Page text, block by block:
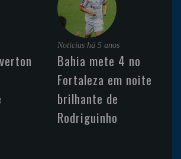
Noticias há 5 anos
Bahia mete 4 no
Fortaleza em noite
brilhante de
Rodriguinho